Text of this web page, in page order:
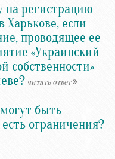
на регистрацию
Харькове, если
проводящее ее
«Украинский
собственности»
читать ответ
быть
ограничения?